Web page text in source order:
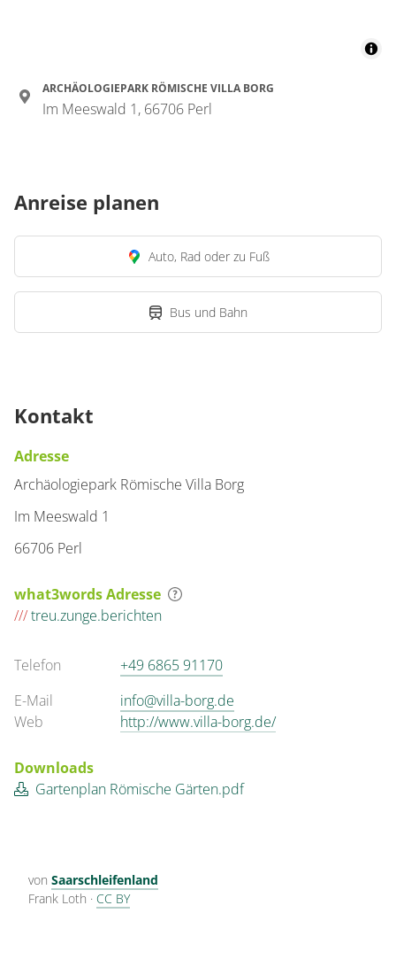
ARCHÄOLOGIEPARK RÖMISCHE VILLA BORG
Im Meeswald 1, 66706 Perl
Anreise planen
Auto, Rad oder zu Fuß
Bus und Bahn
Kontakt
Adresse
Archäologiepark Römische Villa Borg
Im Meeswald 1
66706 Perl
what3words Adresse
///treu.zunge.berichten
Telefon
+49 6865 91170
E-Mail
info@villa-borg.de
Web
http://www.villa-borg.de/
Downloads
Gartenplan Römische Gärten.pdf
von Saarschleifenland
Frank Loth · CC BY